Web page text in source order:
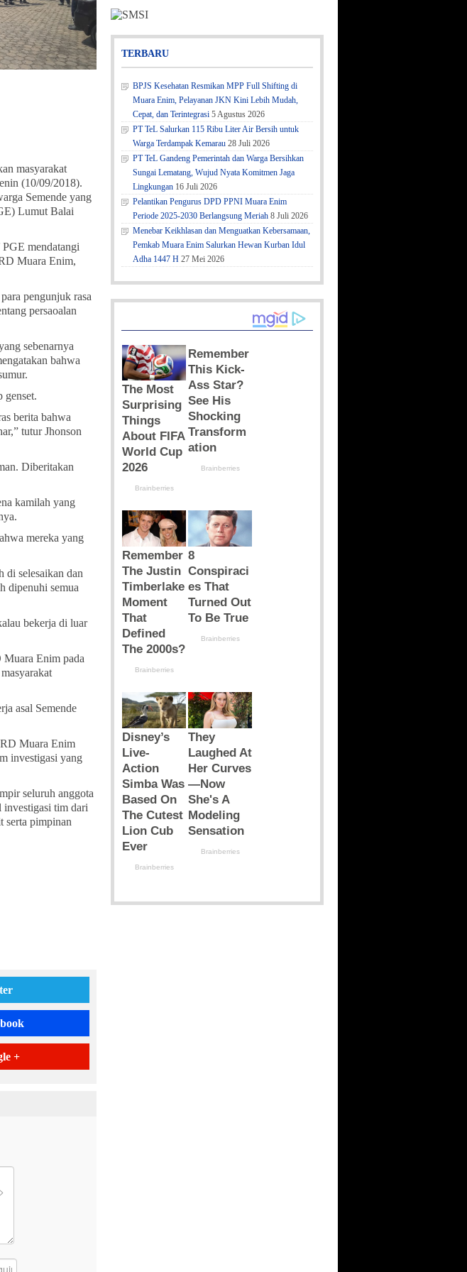
masyarakat
(10/09/2018).
Semende yang
Lumut Balai
mendatangi
Muara Enim,
pengunjuk rasa
persaoalan
sebenarnya
bahwa
genset.
berita bahwa
tutur Jhonson
Diberitakan
kamilah yang
mereka yang
di selesaikan dan
dipenuhi semua
bekerja di luar
Muara Enim pada
asal Semende
Muara Enim
investigasi yang
seluruh anggota
tim dari
serta pimpinan
+
TERBARU
BPJS Kesehatan Resmikan MPP Full Shifting di
Muara Enim, Pelayanan JKN Kini Lebih Mudah,
Cepat, dan Terintegrasi 5 Agustus 2026
PT TeL Salurkan 115 Ribu Liter Air Bersih untuk
Warga Terdampak Kemarau 28 Juli 2026
PT TeL Gandeng Pemerintah dan Warga Bersihkan
Sungai Lematang, Wujud Nyata Komitmen Jaga
Lingkungan 16 Juli 2026
Pelantikan Pengurus DPD PPNI Muara Enim
Periode 2025-2030 Berlangsung Meriah 8 Juli 2026
Menebar Keikhlasan dan Menguatkan Kebersamaan,
Pemkab Muara Enim Salurkan Hewan Kurban Idul
Adha 1447 H 27 Mei 2026